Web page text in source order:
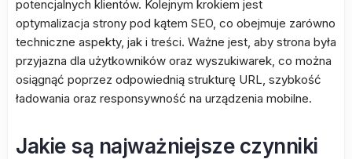
potencjalnych klientów. Kolejnym krokiem jest
optymalizacja strony pod kątem SEO, co obejmuje zarówno
techniczne aspekty, jak i treści. Ważne jest, aby strona była
przyjazna dla użytkowników oraz wyszukiwarek, co można
osiągnąć poprzez odpowiednią strukturę URL, szybkość
ładowania oraz responsywność na urządzenia mobilne.
Jakie są najważniejsze czynniki